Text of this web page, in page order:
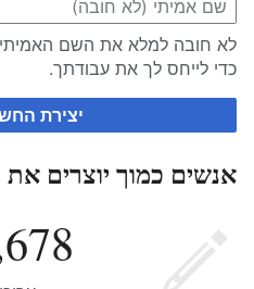
לא חובה למלא את השם
כדי לייחס לך את עבודתך.
יצירת
אנשים כמוך יוצרים את